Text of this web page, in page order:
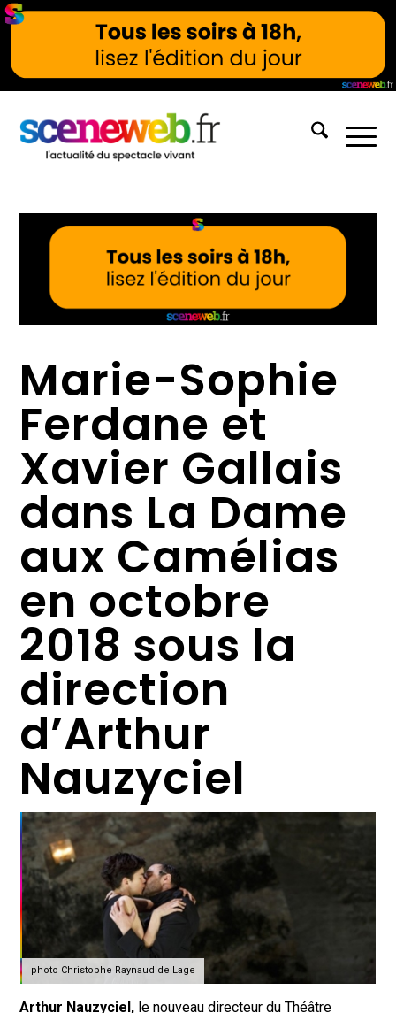
Marie-Sophie
Ferdane et
Xavier Gallais
dans La Dame
aux Camélias
en octobre
2018 sous la
direction
d’Arthur
Nauzyciel
photo Christophe Raynaud de Lage
Arthur Nauzyciel, le nouveau directeur du Théâtre